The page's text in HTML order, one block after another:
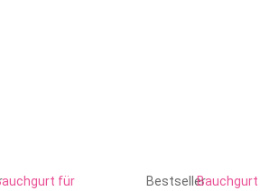
für
Bestseller